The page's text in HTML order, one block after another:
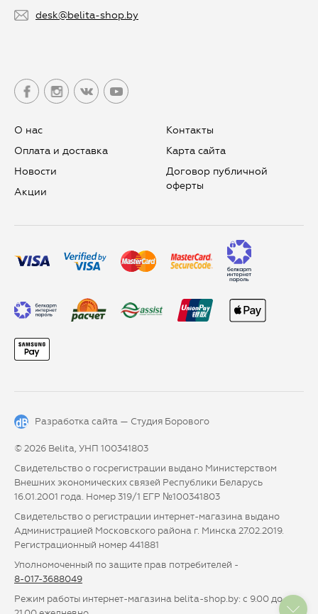
desk@belita-shop.by
О нас
Оплата и доставка
Новости
Aкции
Контакты
Карта сайта
Договор публичной
оферты
Разработка сайта — Студия Борового
© 2026 Belita, УНП 100341803
Свидетельство о госрегистрации выдано Министерством
Внешних экономических связей Республики Беларусь
16.01.2001 года. Номер 319/1 ЕГР №100341803
Свидетельство о регистрации интернет-магазина выдано
Администрацией Московского района г. Минска 27.02.2019.
Регистрационный номер 441881
Уполномоченный по защите прав потребителей -
8-017-3688049
Режим работы интернет-магазина belita-shop.by: с 9.00 до